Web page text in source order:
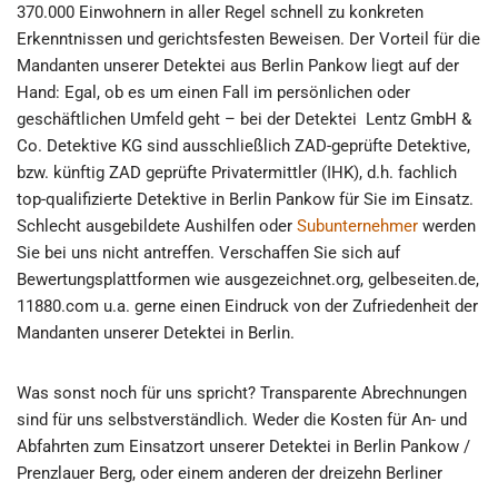
370.000 Einwohnern in aller Regel schnell zu konkreten
Erkenntnissen und gerichtsfesten Beweisen. Der Vorteil für die
Mandanten unserer Detektei aus Berlin Pankow liegt auf der
Hand: Egal, ob es um einen Fall im persönlichen oder
geschäftlichen Umfeld geht – bei der Detektei Lentz GmbH &
Co. Detektive KG sind ausschließlich ZAD-geprüfte Detektive,
bzw. künftig ZAD geprüfte Privatermittler (IHK), d.h. fachlich
top-qualifizierte Detektive in Berlin Pankow für Sie im Einsatz.
Schlecht ausgebildete Aushilfen oder Subunternehmer werden
Sie bei uns nicht antreffen. Verschaffen Sie sich auf
Bewertungsplattformen wie ausgezeichnet.org, gelbeseiten.de,
11880.com u.a. gerne einen Eindruck von der Zufriedenheit der
Mandanten unserer Detektei in Berlin.
Was sonst noch für uns spricht? Transparente Abrechnungen
sind für uns selbstverständlich. Weder die Kosten für An- und
Abfahrten zum Einsatzort unserer Detektei in Berlin Pankow /
Prenzlauer Berg, oder einem anderen der dreizehn Berliner